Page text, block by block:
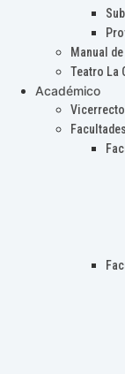
Manual
Teatro La
Académico
Facultades